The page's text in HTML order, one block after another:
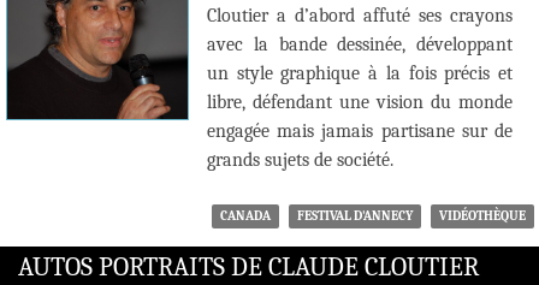
Cloutier a d’abord affuté ses crayons
avec la bande dessinée, développant
un style graphique à la fois précis et
libre, défendant une vision du monde
engagée mais jamais partisane sur de
grands sujets de société.
CANADA FESTIVAL D'ANNECY VIDÉOTHÈQUE
AUTOS PORTRAITS DE CLAUDE CLOUTIER